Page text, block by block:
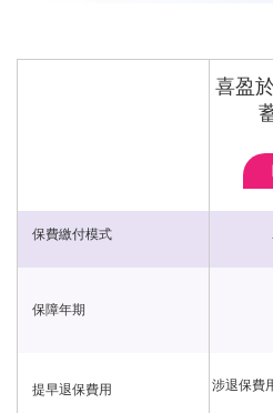
喜盈
保費繳付模式
保障年期
提早退保費用
涉退保費